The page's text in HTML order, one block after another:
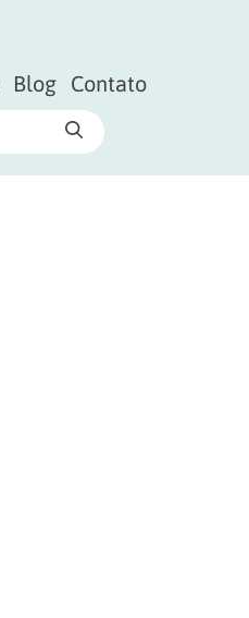
Blog Contato